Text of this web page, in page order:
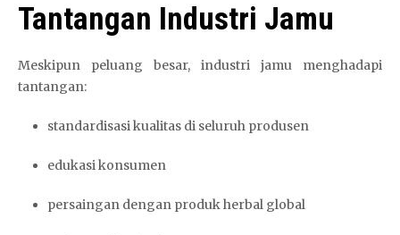
Tantangan Industri Jamu
Meskipun peluang besar, industri jamu menghadapi
tantangan:
standardisasi kualitas di seluruh produsen
edukasi konsumen
persaingan dengan produk herbal global